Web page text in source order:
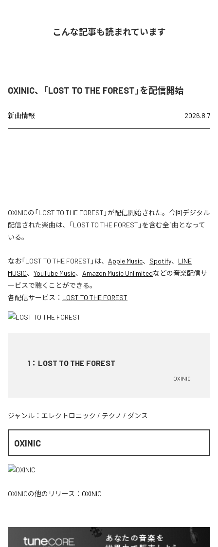
こんな記事も読まれています
OXINIC、「LOST TO THE FOREST」を配信開始
新曲情報 2026.8.7
OXINICの「LOST TO THE FOREST」が配信開始された。今回デジタル
配信された楽曲は、「LOST TO THE FOREST」を含む全1曲となって
いる。
なお「LOST TO THE FOREST 」は、 Apple Music、 Spotify、 LINE
MUSIC、 YouTube Music、 Amazon Music Unlimitedなどの音楽配信サ
ービスで聴くことができる。
各配信サービス： LOST TO THE FOREST
1 ： LOST TO THE FOREST
OXINIC
ジャンル： エレクトロニック / テクノ / ダンス
OXINIC
OXINICの他のリリース： OXINIC